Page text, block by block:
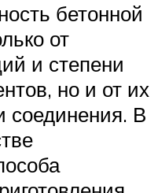
бетонной
от
и степени
но и от их
соединения. В